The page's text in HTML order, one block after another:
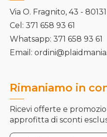
Via O. Fragnito, 43 -
Cel: 371 658 93 61
Whatsapp: 371 658 93 61
Email:
Rimaniamo in
Ricevi offerte e
approfitta di sconti